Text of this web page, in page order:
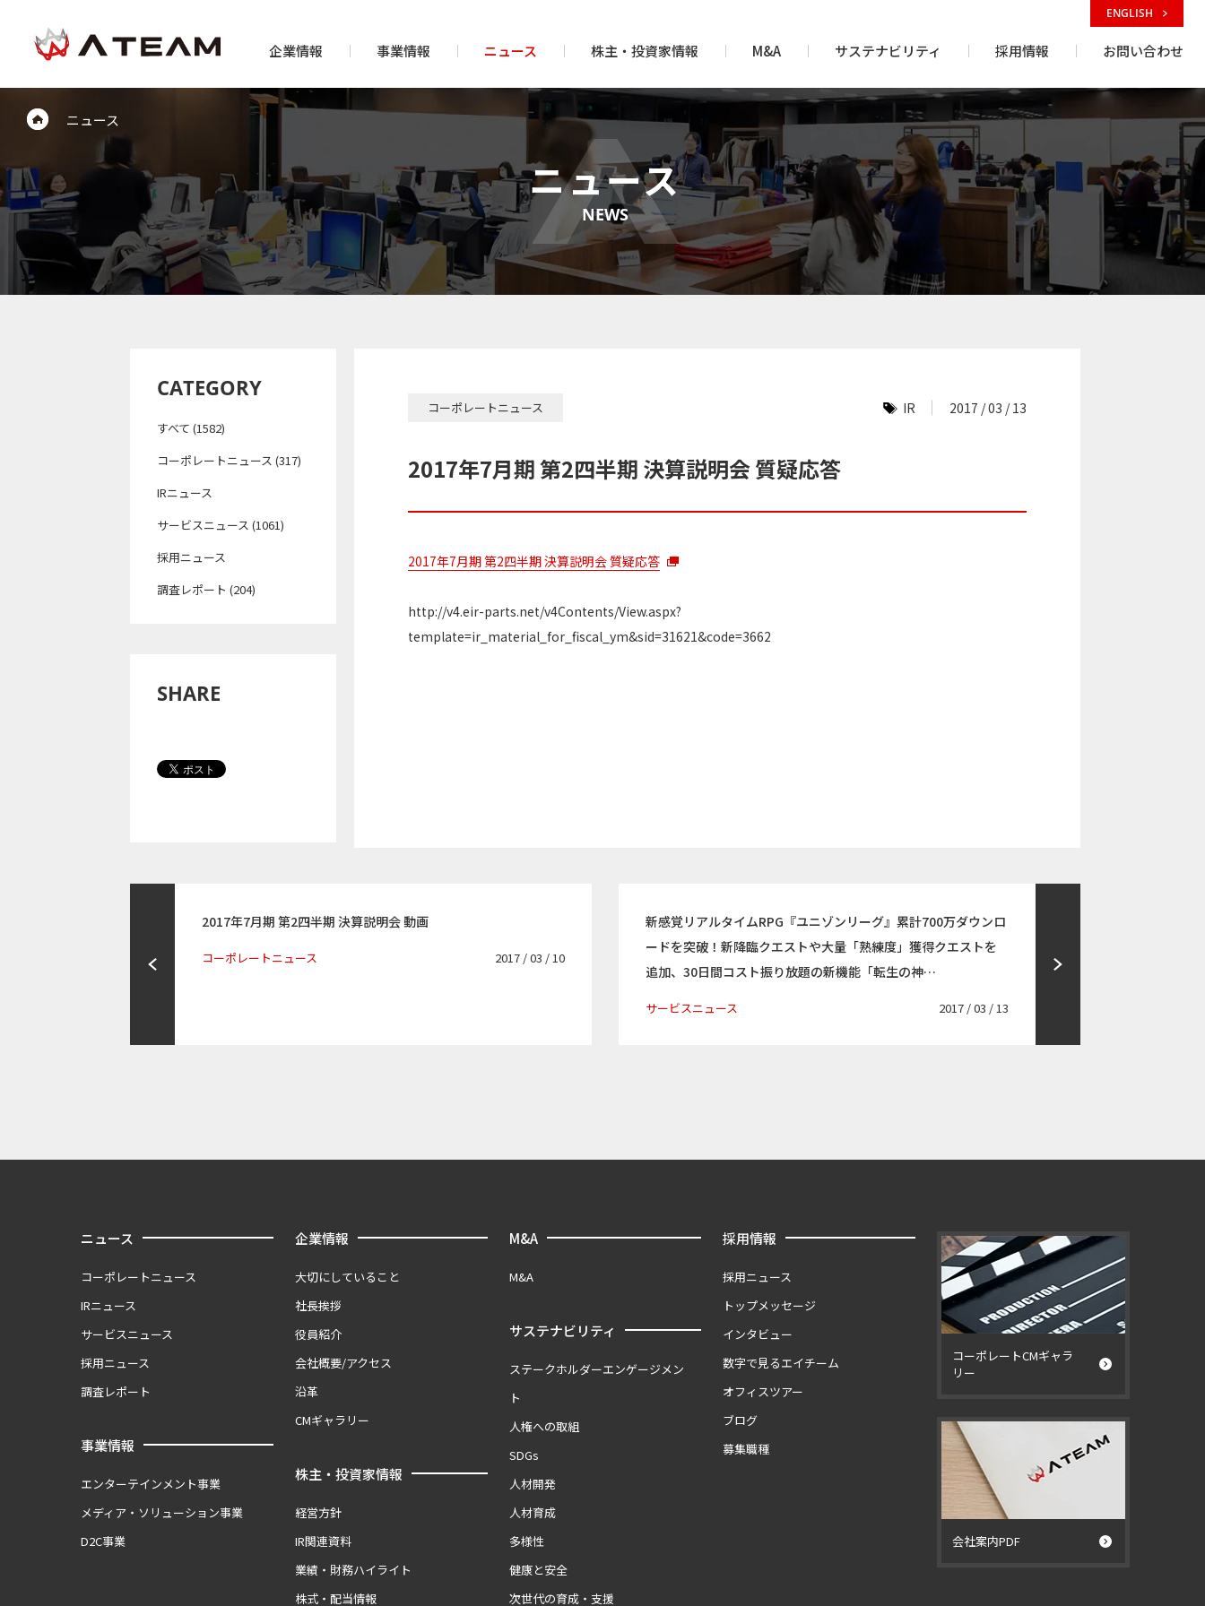
企業情報 事業情報 ニュース 株主・投資家情報 M&A サステナビリティ 採用情報 お問い合わせ
ENGLISH
ニュース
ニュース
NEWS
CATEGORY
すべて (1582)
コーポレートニュース (317)
IRニュース
サービスニュース (1061)
採用ニュース
調査レポート (204)
SHARE
コーポレートニュース IR 2017 / 03 / 13
2017年7月期 第2四半期 決算説明会 質疑応答
2017年7月期 第2四半期 決算説明会 質疑応答
http://v4.eir-parts.net/v4Contents/View.aspx?
template=ir_material_for_fiscal_ym&sid=31621&code=3662
2017年7月期 第2四半期 決算説明会 動画
コーポレートニュース 2017 / 03 / 10
新感覚リアルタイムRPG『ユニゾンリーグ』累計700万ダウンロ
ードを突破！新降臨クエストや大量「熟練度」獲得クエストを
追加、30日間コスト振り放題の新機能「転生の神…
サービスニュース 2017 / 03 / 13
ニュース
コーポレートニュース
IRニュース
サービスニュース
採用ニュース
調査レポート
事業情報
エンターテインメント事業
メディア・ソリューション事業
D2C事業
企業情報
大切にしていること
社長挨拶
役員紹介
会社概要/アクセス
沿革
CMギャラリー
株主・投資家情報
経営方針
IR関連資料
業績・財務ハイライト
株式・配当情報
M&A
M&A
サステナビリティ
ステークホルダーエンゲージメン
ト
人権への取組
SDGs
人材開発
人材育成
多様性
健康と安全
次世代の育成・支援
採用情報
採用ニュース
トップメッセージ
インタビュー
数字で見るエイチーム
オフィスツアー
ブログ
募集職種
コーポレートCMギャラ
リー
会社案内PDF